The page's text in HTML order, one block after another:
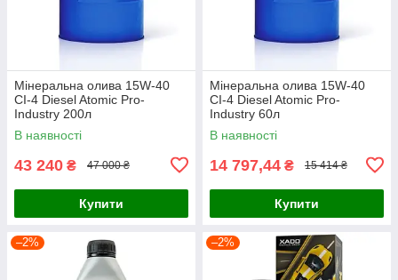
Мінеральна олива 15W-40
CI-4 Diesel Atomic Pro-
Industry 200л
В наявності
43 240 ₴ 47 000 ₴
Купити
Мінеральна олива 15W-40
CI-4 Diesel Atomic Pro-
Industry 60л
В наявності
14 797,44 ₴ 15 414 ₴
Купити
–2% –2%